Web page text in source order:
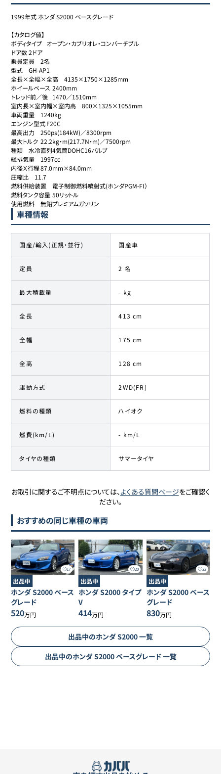
1999年式 ホンダ S2000 ベースグレード
【カタログ値】
ボディタイプ	オープン・カブリオレ・コンバーチブル
ドア数	2ドア
乗員定員	2名
型式	GH-AP1
全長×全幅×全高	4135×1750×1285mm
ホイールベース	2400mm
トレッド前／後	1470／1510mm
室内長×室内幅×室内高	800×1325×1055mm
車両重量	1240kg
エンジン型式	F20C
最高出力	250ps(184kW)／8300rpm
最大トルク	22.2kg・m(217.7N・m)／7500rpm
種類	水冷直列4気筒DOHC16バルブ
総排気量	1997cc
内径Ｘ行程	87.0mm×84.0mm
圧縮比	11.7
燃料供給装置	電子制御燃料噴射式(ホンダPGM-FI）
燃料タンク容量	50リットル
使用燃料	無鉛プレミアムガソリン
車種情報
国産/輸入(正規・並行) 国産車
定員 2 名
最大積載量 - kg
全長 413 cm
全幅 175 cm
全高 128 cm
駆動方式 2WD(FR)
燃料の種類 ハイオク
燃費(km/L) - km/L
タイヤの種類 サマータイヤ
お取引に関するご不明点については、よくある質問ページをご確認く
ださい。
おすすめの同じ車種の車両
17
出品中
ホンダS2000ベース
グレード
520万円
20
出品中
ホンダS2000 タイプ
V
414万円
22
出品中
ホンダS2000ベース
グレード
830万円
出品中のホンダS2000一覧
出品中のホンダS2000ベースグレード一覧